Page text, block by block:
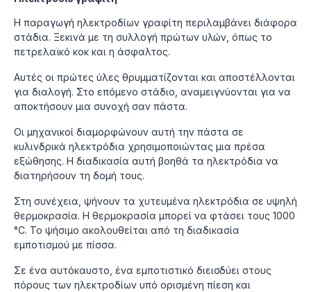
Η παραγωγή ηλεκτροδίων γραφίτη περιλαμβάνει διάφορα
στάδια. Ξεκινά με τη συλλογή πρώτων υλών, όπως το
πετρελαϊκό κοκ και η άσφαλτος.
Αυτές οι πρώτες ύλες θρυμματίζονται και αποστέλλονται
για διαλογή. Στο επόμενο στάδιο, αναμειγνύονται για να
αποκτήσουν μια συνοχή σαν πάστα.
Οι μηχανικοί διαμορφώνουν αυτή την πάστα σε
κυλινδρικά ηλεκτρόδια χρησιμοποιώντας μια πρέσα
εξώθησης. Η διαδικασία αυτή βοηθά τα ηλεκτρόδια να
διατηρήσουν τη δομή τους.
Στη συνέχεια, ψήνουν τα χυτευμένα ηλεκτρόδια σε υψηλή
θερμοκρασία. Η θερμοκρασία μπορεί να φτάσει τους 1000
°C. Το ψήσιμο ακολουθείται από τη διαδικασία
εμποτισμού με πίσσα.
Σε ένα αυτόκαυστο, ένα εμποτιστικό διεισδύει στους
πόρους των ηλεκτροδίων υπό ορισμένη πίεση και